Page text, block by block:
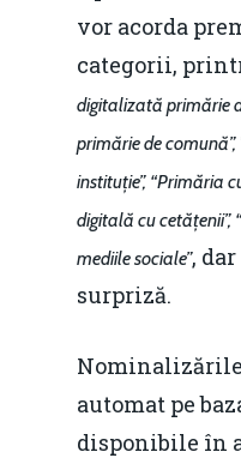
vor acorda
categorii,
digitalizată primărie
primărie de
instituție”, “Primăria
digitală cu cetățenii”,
mediile sociale”,
surpriză.
Nominalizările
automat pe
disponibile în